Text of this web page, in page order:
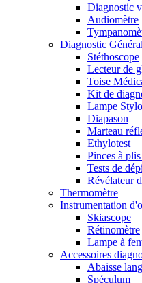
Diagnostic
Audiomètre
Diagnostic Général
Stéthoscope
Lecteur de
Toise
Kit de
Lampe Stylo
Diapason
Marteau
Ethylotest
Pinces à
Tests de
Révélateur
Thermomètre
Instrumentation
Skiascope
Rétinomètre
Lampe à
Accessoires
Abaisse
Spéculum